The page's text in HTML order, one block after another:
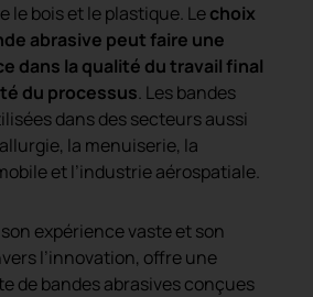
le bois et le plastique. Lechoix
abrasive peut faire une
dans la qualité du travail final
du processus. Les bandes
dans des secteurs aussi
la menuiserie, la
et l’industrie aérospatiale.
expérience vaste et son
l’innovation, offre une
de bandes abrasives conçues